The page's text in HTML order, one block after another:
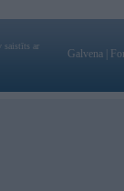
saistīts ar
Galvena